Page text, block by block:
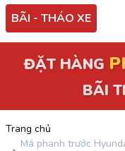
BÃI - THÁO XE
ĐẶT HÀNG
BÃI
Trang chủ
Má phanh trước